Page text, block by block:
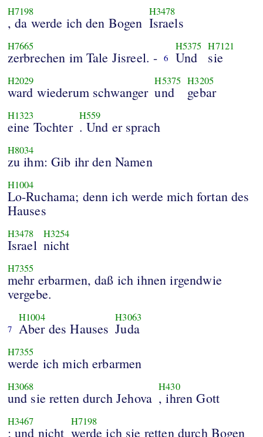
H7198
, da werde ich den Bogen
H3478
Israels
H7665
zerbrechen im Tale Jisreel. - 6
H5375
Und
H7121
sie
H2029
ward wiederum schwanger
H5375
und
H3205
gebar
H1323
eine Tochter
H559
. Und er sprach
H8034
zu ihm: Gib ihr den Namen
H1004
Lo-Ruchama; denn ich werde mich fortan des
Hauses
H3478
Israel
H3254
nicht
H7355
mehr erbarmen, daß ich ihnen irgendwie
vergebe.
7
H1004
Aber des Hauses
H3063
Juda
H7355
werde ich mich erbarmen
H3068
und sie retten durch Jehova
H430
, ihren Gott
H3467
; und nicht
H7198
werde ich sie retten durch Bogen